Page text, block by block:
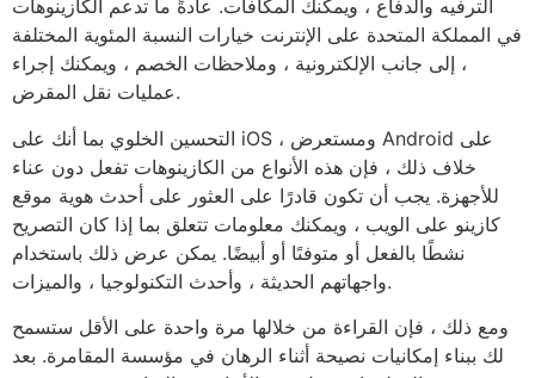
الترفيه والدفاع ، ويمكنك المكافآت. عادةً ما تدعم الكازينوهات
في المملكة المتحدة على الإنترنت خيارات النسبة المئوية المختلفة
، إلى جانب الإلكترونية ، وملاحظات الخصم ، ويمكنك إجراء
عمليات نقل المقرض.
التحسين الخلوي بما أنك على iOS ، ومستعرض Android على
خلاف ذلك ، فإن هذه الأنواع من الكازينوهات تفعل دون عناء
للأجهزة. يجب أن تكون قادرًا على العثور على أحدث هوية موقع
كازينو على الويب ، ويمكنك معلومات تتعلق بما إذا كان التصريح
نشطًا بالفعل أو متوفىًا أو أبيضًا. يمكن عرض ذلك باستخدام
واجهاتهم الحديثة ، وأحدث التكنولوجيا ، والميزات.
ومع ذلك ، فإن القراءة من خلالها مرة واحدة على الأقل ستسمح
لك ببناء إمكانيات نصيحة أثناء الرهان في مؤسسة المقامرة. بعد